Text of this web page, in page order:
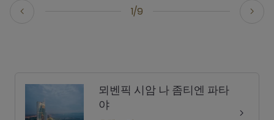
1/9
뫼벤픽 시암 나 좀티엔 파타
야